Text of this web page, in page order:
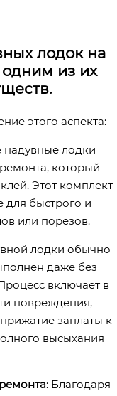
лодок на
одним из их
этого аспекта:
надувные лодки
который
Этот комплект
для быстрого и
или порезов.
лодки обычно
даже без
включает в
повреждения,
заплаты к
высыхания
: Благодаря